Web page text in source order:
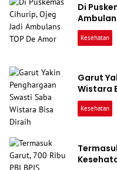
Di
Kesehatan
Garut
Wistara
Kesehatan